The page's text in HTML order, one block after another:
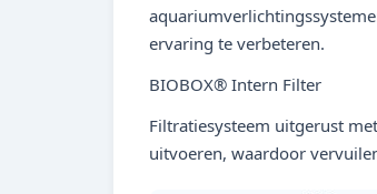
ervaring te verbeteren.
BIOBOX® Intern Filter
Filtratiesysteem uitgerust
uitvoeren, waardoor